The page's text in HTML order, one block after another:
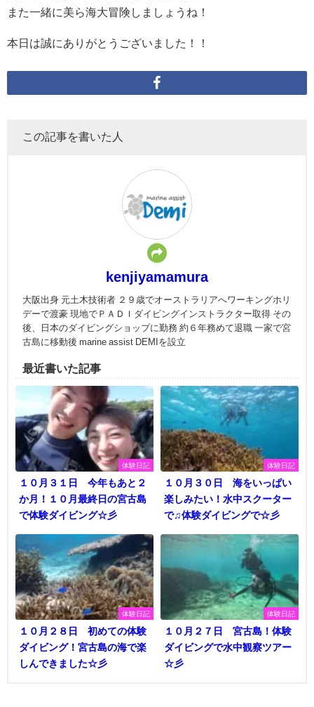
また一緒に美ら海大冒険しましょうね！
本日は誠にありがとうございました！！
この記事を書いた人
kenjiyamamura
大阪出身 元土木技術者 ２９歳でオーストラリアへワーキングホリ
デーで渡豪 現地でＰＡＤＩダイビングインストラクター取得 その
後、日本のダイビングショップに勤務 約６年務めて退職 一家で宮
古島に移動後 marine assist DEMIを設立
最近書いた記事
体験日記
１０月３１日 今年もあと２
か月！１０月最終日の宮古島
で体験ダイビング☆彡
体験日記
１０月３０日 海をいっぱい
楽しみたい！水中スクーター
で♫体験ダイビングで☆彡
体験日記
１０月２８日 初めての体験
ダイビング！宮古島の海で楽
しんできました☆彡
体験日記
１０月２７日 宮古島！体験
ダイビングで水中観察ツアー
☆彡